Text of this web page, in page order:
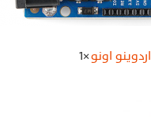
1×اردوينو اونو